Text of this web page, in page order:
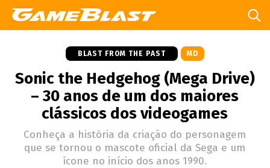
BLAST FROM THE PAST MD
Sonic the Hedgehog (Mega Drive)
– 30 anos de um dos maiores
clássicos dos videogames
Conheça a história da criação do personagem
que se tornou o mascote oficial da Sega e um
ícone no início dos anos 1990.